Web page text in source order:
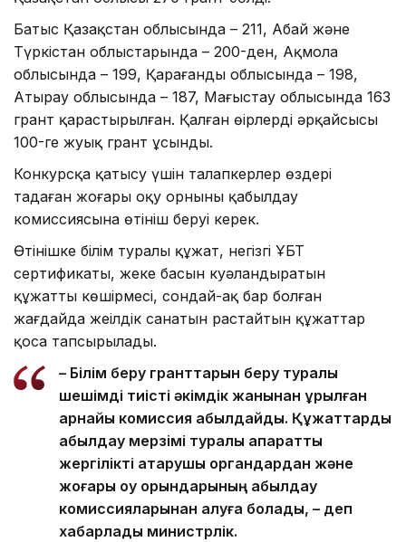
Батыс Қазақстан облысында – 211, Абай және
Түркістан облыстарында – 200-ден, Ақмола
облысында – 199, Қарағанды облысында – 198,
Атырау облысында – 187, Маңғыстау облысында 163
грант қарастырылған. Қалған өңірлердің әрқайсысы
100-ге жуық грант ұсынды.
Конкурсқа қатысу үшін талапкерлер өздері
таңдаған жоғары оқу орнының қабылдау
комиссиясына өтініш беруі керек.
Өтінішке білім туралы құжат, негізгі ҰБТ
сертификаты, жеке басын куәландыратын
құжаттың көшірмесі, сондай-ақ бар болған
жағдайда жеңілдік санатын растайтын құжаттар
қоса тапсырылады.
– Білім беру гранттарын беру туралы
шешімді тиісті әкімдік жанынан құрылған
арнайы комиссия қабылдайды. Құжаттарды
қабылдау мерзімі туралы ақпаратты
жергілікті атқарушы органдардан және
жоғары оқу орындарының қабылдау
комиссияларынан алуға болады, – деп
хабарлады министрлік.